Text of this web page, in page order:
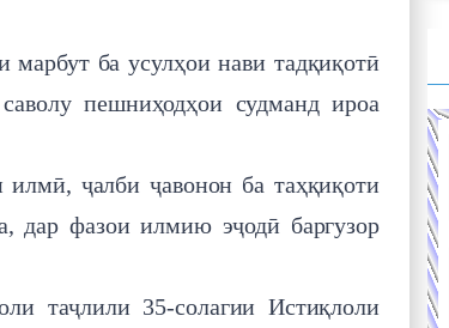
ба усулҳои нави тадқиқотӣ
пешниҳодҳои судманд ироа
ҷалби ҷавонон ба таҳқиқоти
дар фазои илмию эҷодӣ баргузор
таҷлили 35-солагии Истиқлоли